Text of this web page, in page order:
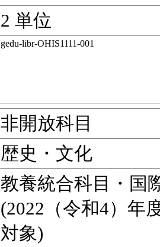
2 単位
gedu-libr-OHIS1111-001
非開放科目
歴史・文化
教養統合科目・国
(2022（令和4）年
対象)